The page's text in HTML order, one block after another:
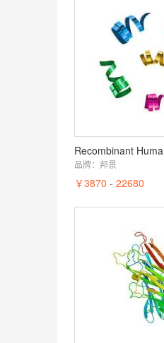
Recombinant
品牌： 邦景
￥3870 - 22680